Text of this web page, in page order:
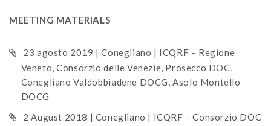
MEETING MATERIALS
23 agosto 2019 | Conegliano | ICQRF – Regione
Veneto, Consorzio delle Venezie, Prosecco DOC,
Conegliano Valdobbiadene DOCG, Asolo Montello
DOCG
2 August 2018 | Conegliano | ICQRF – Consorzio DOC